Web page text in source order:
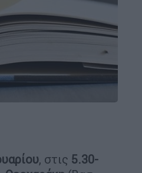
, στις 5.30-